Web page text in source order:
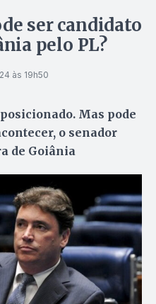
ser candidato
pelo PL?
às 19h50
Mas pode
o senador
de Goiânia